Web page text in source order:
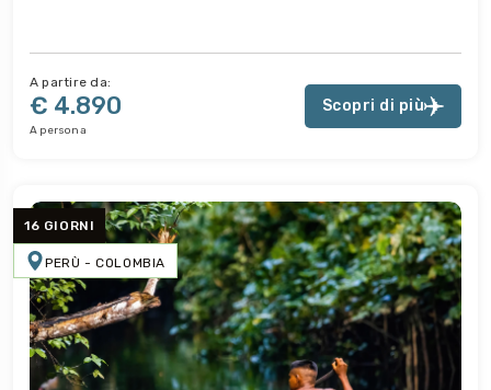
A partire da:
€ 4.890
A persona
Scopri di più
16 GIORNI
PERÙ - COLOMBIA